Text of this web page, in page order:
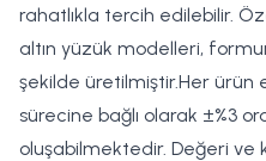
rahatlıkla tercih edilebilir.
altın yüzük modelleri,
şekilde üretilmiştir.Her ürün
sürecine bağlı olarak ±%3
oluşabilmektedir. Değeri ve